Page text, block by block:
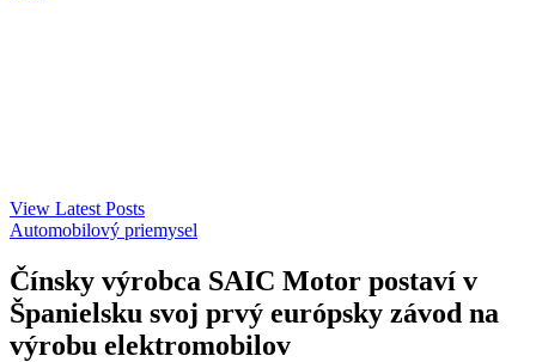
View Latest Posts
Automobilový priemysel
Čínsky výrobca SAIC Motor postaví v
Španielsku svoj prvý európsky závod na
výrobu elektromobilov